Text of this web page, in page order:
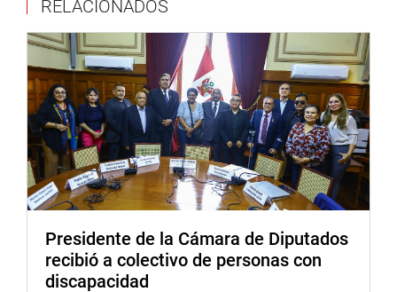
Explicó que en el Informe de Auditoría 303, del 20 de
Octubre del 2014, se detalla que la municipalidad
reconoció sólo el 64 % del 100% que solicitaban los
dueños.
Ante la pregunta de la legisladora Lourdes Alcorta Suero
(FP), para que explique la diferencia entre urgencia y
emergencia, Shimabukuro no supo responder.
Señaló que los que vivían en la margen izquierda del Río
expropiación se elevaron considerablemente. Inicialmente
se expropiarían 960 predios por 5 mil dólares cada uno,
más o menos a 200 dólares por metro construido, y con
RELACIONADOS
Presidente de la Cámara de Diputados
recibió a colectivo de personas con
discapacidad